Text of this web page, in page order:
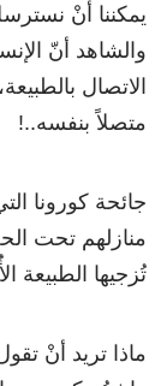
يمكننا أنْ
والشاهد أنّ
الاتصال
متصلاً بنفسه..!
جائحة كورونا
منازلهم تحت
تُزجيها الطبيعة
ماذا تريد أنْ